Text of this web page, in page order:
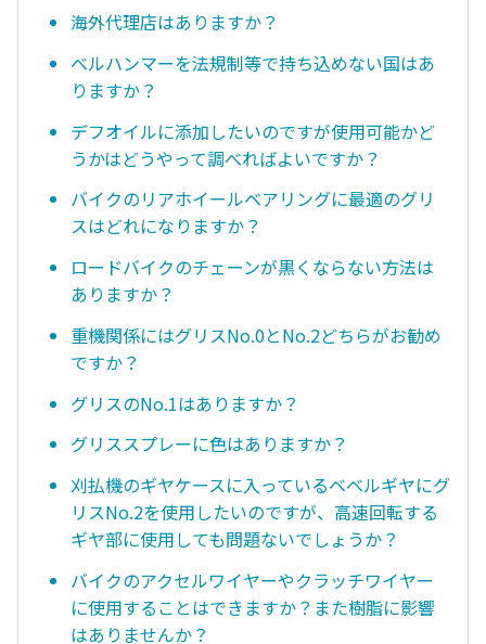
海外代理店はありますか？
ベルハンマーを法規制等で持ち込めない国はあ
りますか？
デフオイルに添加したいのですが使用可能かど
うかはどうやって調べればよいですか？
バイクのリアホイールベアリングに最適のグリ
スはどれになりますか？
ロードバイクのチェーンが黒くならない方法は
ありますか？
重機関係にはグリスNo.0とNo.2どちらがお勧め
ですか？
グリスのNo.1はありますか？
グリススプレーに色はありますか？
刈払機のギヤケースに入っているベベルギヤにグ
リスNo.2を使用したいのですが、高速回転する
ギヤ部に使用しても問題ないでしょうか？
バイクのアクセルワイヤーやクラッチワイヤー
に使用することはできますか？また樹脂に影響
はありませんか？